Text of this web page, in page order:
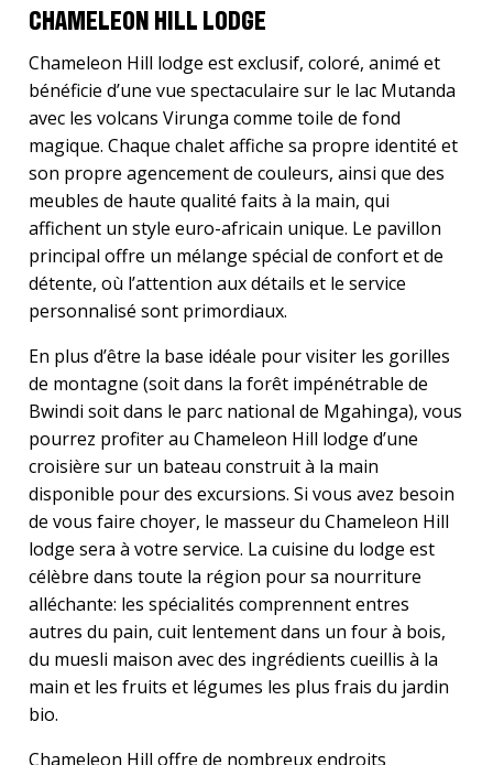
CHAMELEON HILL LODGE
Chameleon Hill lodge est exclusif, coloré, animé et
bénéficie d’une vue spectaculaire sur le lac Mutanda
avec les volcans Virunga comme toile de fond
magique. Chaque chalet affiche sa propre identité et
son propre agencement de couleurs, ainsi que des
meubles de haute qualité faits à la main, qui
affichent un style euro-africain unique. Le pavillon
principal offre un mélange spécial de confort et de
détente, où l’attention aux détails et le service
personnalisé sont primordiaux.
En plus d’être la base idéale pour visiter les gorilles
de montagne (soit dans la forêt impénétrable de
Bwindi soit dans le parc national de Mgahinga), vous
pourrez profiter au Chameleon Hill lodge d’une
croisière sur un bateau construit à la main
disponible pour des excursions. Si vous avez besoin
de vous faire choyer, le masseur du Chameleon Hill
lodge sera à votre service. La cuisine du lodge est
célèbre dans toute la région pour sa nourriture
alléchante: les spécialités comprennent entres
autres du pain, cuit lentement dans un four à bois,
du muesli maison avec des ingrédients cueillis à la
main et les fruits et légumes les plus frais du jardin
bio.
Chameleon Hill offre de nombreux endroits